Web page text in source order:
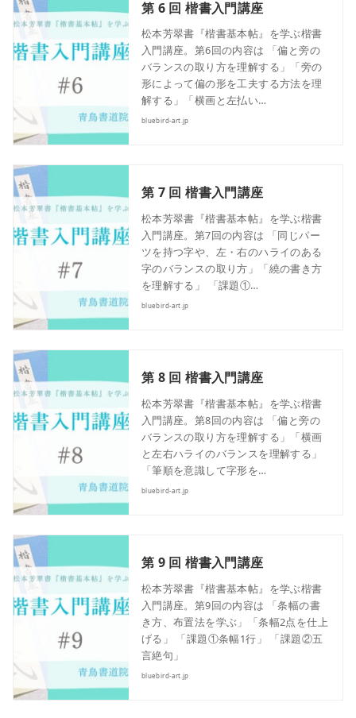
第 6 回 楷書入門講座
松本芳翠書『楷書基本帖』を学ぶ楷書
入門講座。第6回の内容は 「偏と旁の
バランスの取り方を理解する」「旁の
形によって偏の形を工夫する方法を理
解する」「横画と左払い…
bluebird-art.jp
第 7 回 楷書入門講座
松本芳翠書『楷書基本帖』を学ぶ楷書
入門講座。第7回の内容は 「同じパー
ツを持つ字や、左・右のハライのある
字のバランスの取り方」「繞の書き方
を理解する」 「課題①…
bluebird-art.jp
第 8 回 楷書入門講座
松本芳翠書『楷書基本帖』を学ぶ楷書
入門講座。第8回の内容は 「偏と旁の
バランスの取り方を理解する」「横画
と左右ハライのバランスを理解する」
「筆順を意識して字形を…
bluebird-art.jp
第 9 回 楷書入門講座
松本芳翠書『楷書基本帖』を学ぶ楷書
入門講座。第9回の内容は 「条幅の書
き方、布置法を学ぶ」「条幅2点を仕上
げる」 「課題①条幅1行」 「課題②五
言絶句」
bluebird-art.jp